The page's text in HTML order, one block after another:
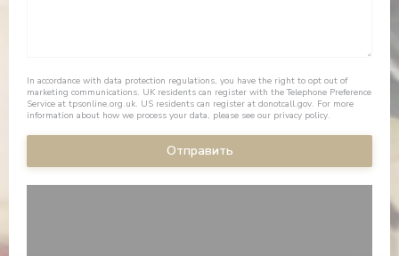
In accordance with data protection regulations, you have the right to opt out of
marketing communications. UK residents can register with the Telephone Preference
Service at tpsonline.org.uk. US residents can register at donotcall.gov. For more
information about how we process your data, please see our privacy policy.